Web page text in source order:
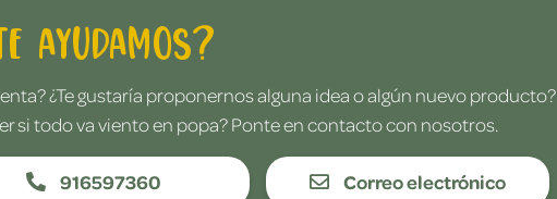
ayudamos?
¿Te gustaría proponernos alguna idea o algún nuevo producto?
si todo va viento en popa? Ponte en contacto con nosotros.
916597360 Correo electrónico